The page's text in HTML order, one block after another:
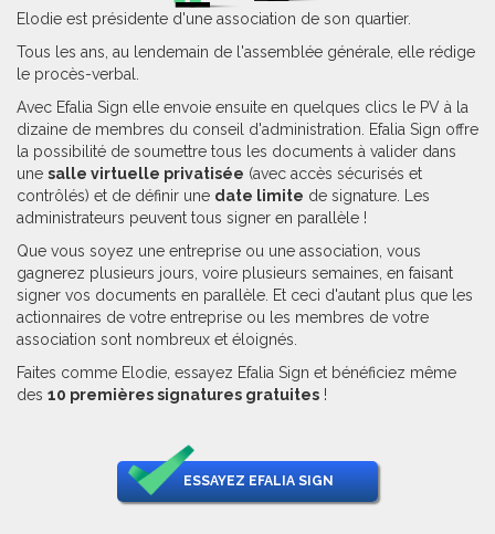
Elodie est présidente d'une association de son quartier.
Tous les ans, au lendemain de l'assemblée générale, elle rédige
le procès-verbal.
Avec Efalia Sign elle envoie ensuite en quelques clics le PV à la
dizaine de membres du conseil d'administration. Efalia Sign offre
la possibilité de soumettre tous les documents à valider dans
une salle virtuelle privatisée (avec accès sécurisés et
contrôlés) et de définir une date limite de signature. Les
administrateurs peuvent tous signer en parallèle !
Que vous soyez une entreprise ou une association, vous
gagnerez plusieurs jours, voire plusieurs semaines, en faisant
signer vos documents en parallèle. Et ceci d'autant plus que les
actionnaires de votre entreprise ou les membres de votre
association sont nombreux et éloignés.
Faites comme Elodie, essayez Efalia Sign et bénéficiez même
des 10 premières signatures gratuites !
ESSAYEZ EFALIA SIGN